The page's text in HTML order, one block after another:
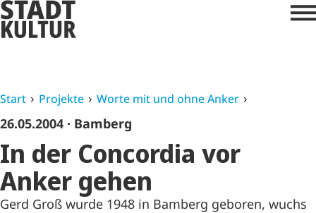
Start Projekte Worte mit und ohne Anker
26.05.2004 · Bamberg
In der Concordia vor
Anker gehen
Gerd Groß wurde 1948 in Bamberg geboren, wuchs